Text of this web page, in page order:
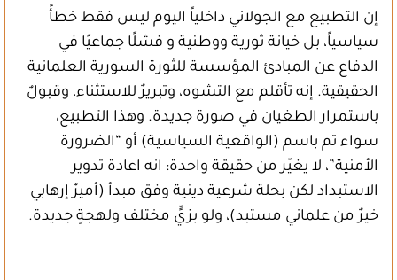
إن التطبيع مع الجولاني داخلياً اليوم ليس فقط خطأً
سياسياً، بل خيانة ثورية ووطنية و فشلًا جماعيًا في
الدفاع عن المبادئ المؤسسة للثورة السورية العلمانية
الحقيقية. إنه تأقلم مع التشوه، وتبريرٌ للاستثناء، وقبولٌ
باستمرار الطغيان في صورة جديدة. وهذا التطبيع،
سواء تم باسم (الواقعية السياسية) أو “الضرورة
الأمنية”، لا يغيّر من حقيقة واحدة: انه اعادة تدوير
الاستبداد لكن بحلة شرعية دينية وفق مبدأ (أميرٌ إرهابي
خيرٌ من علماني مستبد)، ولو بزيٍّ مختلف ولهجةٍ جديدة.